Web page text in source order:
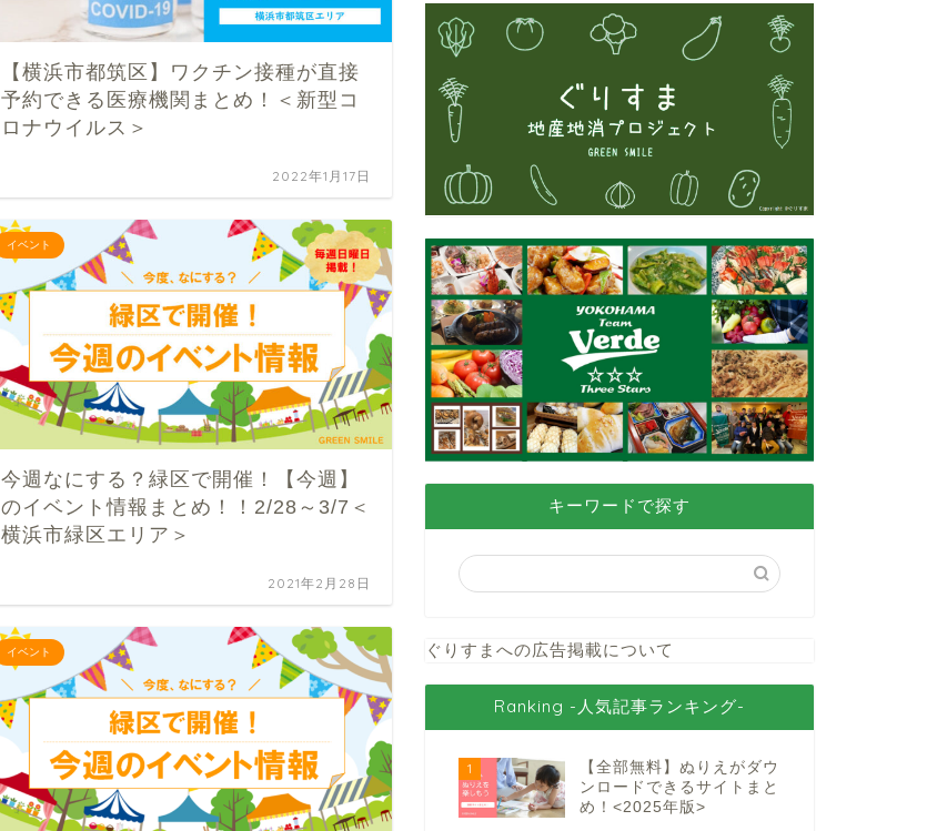
【横浜市都筑区】ワクチン接種が直接
予約できる医療機関まとめ！＜新型コ
ロナウイルス＞
2022年1月17日
イベント
今週なにする？緑区で開催！【今週】
のイベント情報まとめ！！2/28～3/7＜
横浜市緑区エリア＞
2021年2月28日
イベント
キーワードで探す
ぐりすまへの広告掲載について
Ranking -人気記事ランキング-
1
【全部無料】ぬりえがダウ
ンロードできるサイトまと
め！<2025年版>